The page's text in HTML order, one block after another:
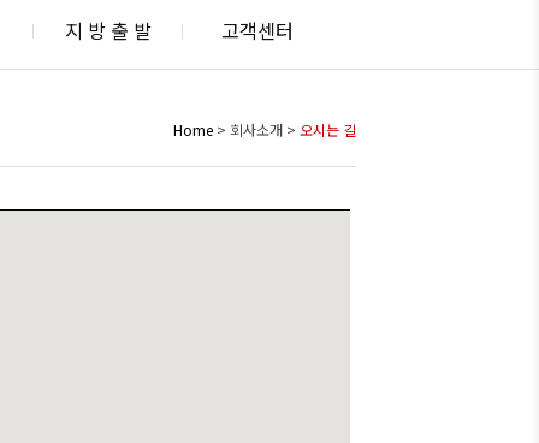
지 방 출 발 고객센터
Home > 회사소개 > 오시는 길